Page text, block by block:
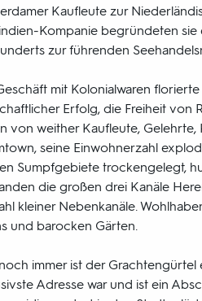
Kaufleute zur
Kompanie begründeten sie
zur führenden
mit Kolonialwaren
Erfolg, die Freiheit von
von weither Kaufleute,
seine Einwohnerzahl
Sumpfgebiete trockengelegt,
die großen drei Kanäle
kleiner Nebenkanäle.
und barocken Gärten.
immer ist der
Adresse war und ist ein